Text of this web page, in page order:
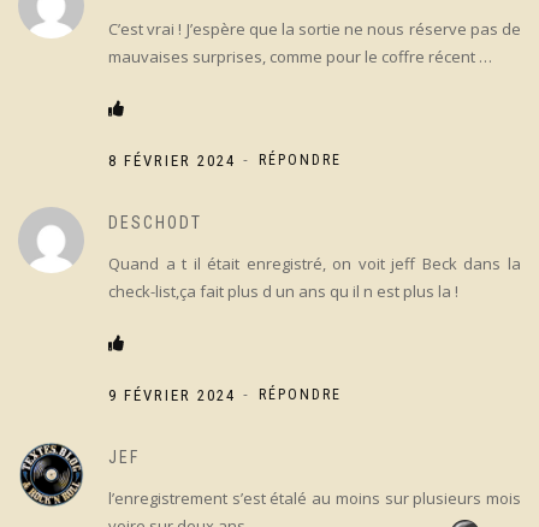
C’est vrai ! J’espère que la sortie ne nous réserve pas de
mauvaises surprises, comme pour le coffre récent …
8 FÉVRIER 2024 - RÉPONDRE
DESCHODT
Quand a t il était enregistré, on voit jeff Beck dans la
check-list,ça fait plus d un ans qu il n est plus la !
9 FÉVRIER 2024 - RÉPONDRE
JEF
l’enregistrement s’est étalé au moins sur plusieurs mois